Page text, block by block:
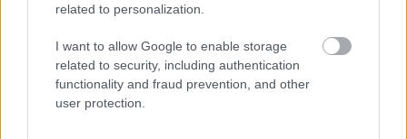
related to personalization.
I want to allow Google to enable storage
related to security, including authentication
functionality and fraud prevention, and other
user protection.
Palya Bea énekesnő és Fekete Pákó